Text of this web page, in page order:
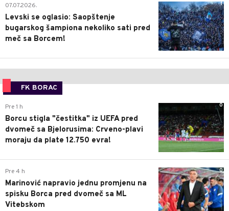
1
07.07.2026.
Levski se oglasio: Saopštenje
bugarskog šampiona nekoliko sati pred
meč sa Borcem!
FK BORAC
0
Pre 1 h
Borcu stigla "čestitka" iz UEFA pred
dvomeč sa Bjelorusima: Crveno-plavi
moraju da plate 12.750 evra!
0
Pre 4 h
Marinović napravio jednu promjenu na
spisku Borca pred dvomeč sa ML
Vitebskom